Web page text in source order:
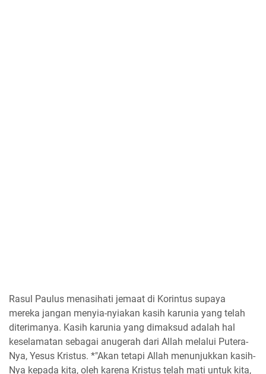
Rasul Paulus menasihati jemaat di Korintus supaya
mereka jangan menyia-nyiakan kasih karunia yang telah
diterimanya. Kasih karunia yang dimaksud adalah hal
keselamatan sebagai anugerah dari Allah melalui Putera-
Nya, Yesus Kristus. *"Akan tetapi Allah menunjukkan kasih-
Nya kepada kita, oleh karena Kristus telah mati untuk kita,